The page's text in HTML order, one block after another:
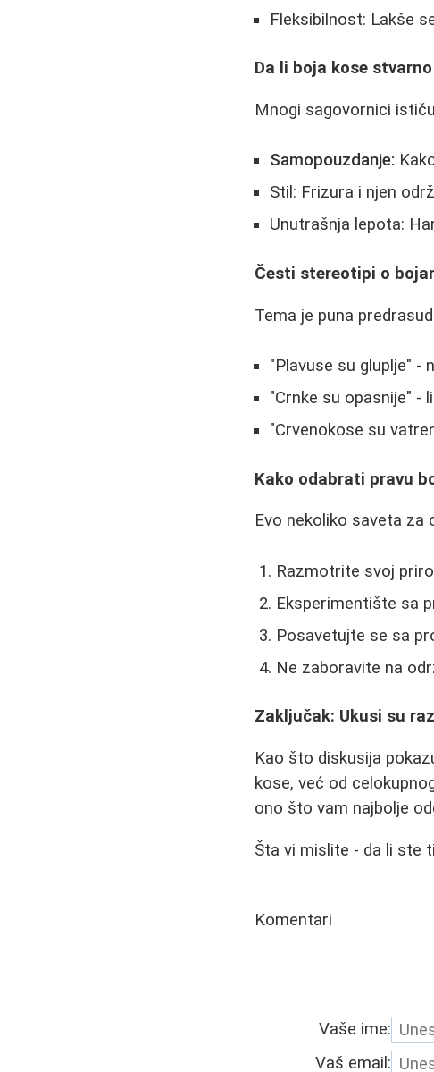
Fleksibilnost: Lakše
Da li boja kose
Mnogi sagovornici
Samopouzdanje:
Stil: Frizura i njen
Unutrašnja lepota:
Česti stereotipi o
Tema je puna
"Plavuse su gluplje" -
"Crnke su opasnije" -
"Crvenokose su
Kako odabrati pravu
Evo nekoliko saveta za
Razmotrite svoj
Eksperimentište sa
Posavetujte se sa
Ne zaboravite na
Zaključak: Ukusi su
Kao što diskusija
kose, već od
ono što vam najbolje
Šta vi mislite - da li ste
Komentari
Vaše ime:
Vaš email: